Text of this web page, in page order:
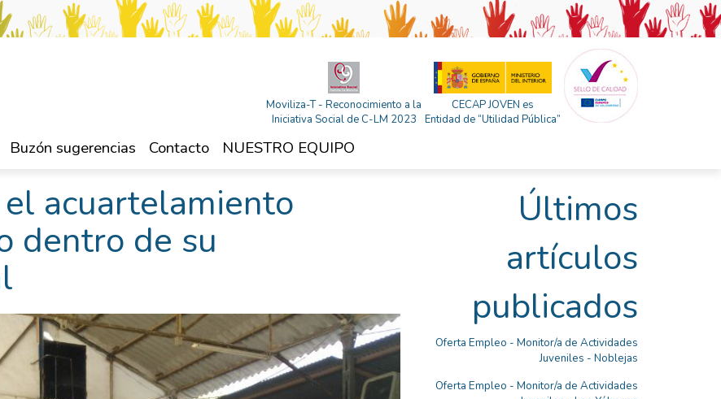
Moviliza-T - Reconocimiento a la
Iniciativa Social de C-LM 2023
CECAP JOVEN es
Entidad de “Utilidad Pública”
Buzón sugerencias Contacto NUESTRO EQUIPO
acuartelamiento
dentro de su
Últimos
artículos
publicados
Oferta Empleo - Monitor/a de Actividades
Juveniles - Noblejas
Oferta Empleo - Monitor/a de Actividades